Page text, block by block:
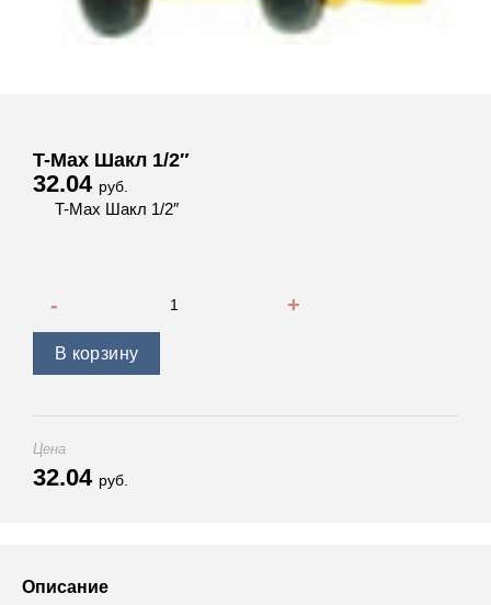
T-Max Шакл 1/2″
32.04 руб.
T-Max Шакл 1/2″
В корзину
Цена
32.04 руб.
Описание